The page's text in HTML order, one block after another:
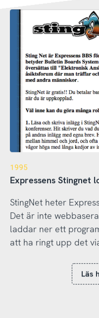
1995
Expressens Stingnet
StingNet heter
Det är inte
laddar ner ett
att ha ringt upp det
Läs